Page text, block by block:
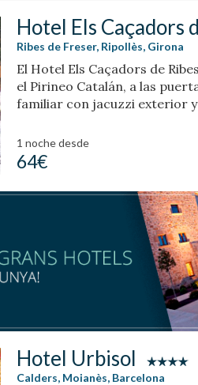
Hotel Els Caçadors
Ribes de Freser, Ripollès, Girona
El Hotel Els Caçadors de
el Pirineo Catalán, a las
familiar con jacuzzi exterior
1 nochedesde
64€
Hotel Urbisol
Calders, Moianès, Barcelona